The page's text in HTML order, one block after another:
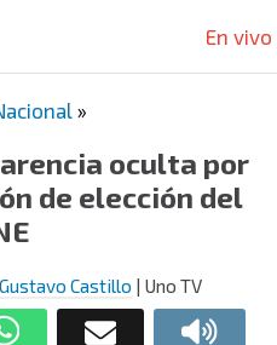
En vivo
»
oculta por
de elección del
Gustavo Castillo | Uno TV